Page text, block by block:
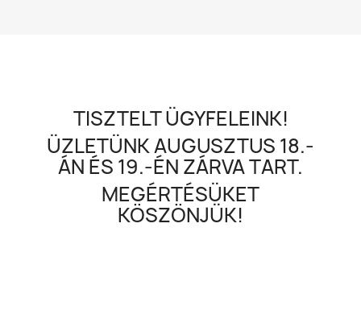
TISZTELT ÜGYFELEINK!
ÜZLETÜNK AUGUSZTUS 18.-
ÁN ÉS 19.-ÉN ZÁRVA TART.
MEGÉRTÉSÜKET
KÖSZÖNJÜK!